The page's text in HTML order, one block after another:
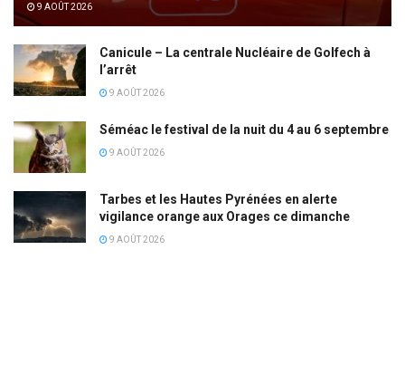
9 AOÛT 2026
Canicule – La centrale Nucléaire de Golfech à
l’arrêt
9 AOÛT 2026
Séméac le festival de la nuit du 4 au 6 septembre
9 AOÛT 2026
Tarbes et les Hautes Pyrénées en alerte
vigilance orange aux Orages ce dimanche
9 AOÛT 2026